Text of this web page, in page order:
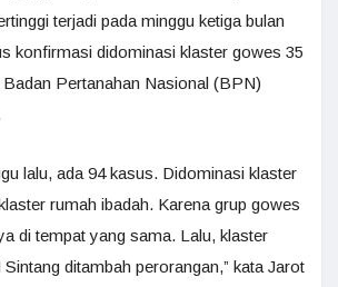
terjadi pada minggu ketiga bulan
konfirmasi didominasi klaster gowes 35
Pertanahan Nasional (BPN)
lalu, ada 94 kasus. Didominasi klaster
rumah ibadah. Karena grup gowes
di tempat yang sama. Lalu, klaster
ditambah perorangan,” kata Jarot